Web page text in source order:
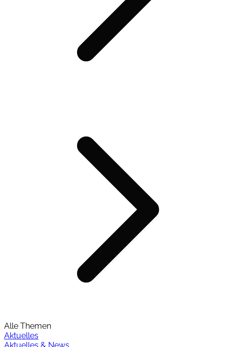
Alle Themen
Aktuelles